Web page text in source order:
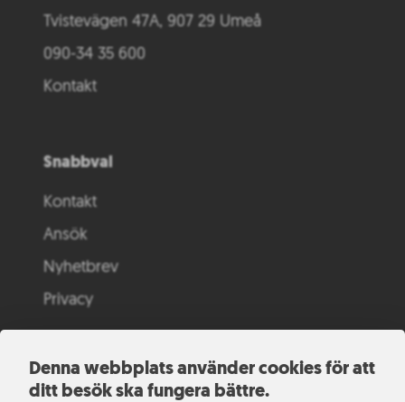
Denna webbplats använder cookies för att
ditt besök ska fungera bättre.
Tvistevägen 47A, 907 29 Umeå
090-34 35 600
Kontakt
Snabbval
Kontakt
Ansök
Nyhetbrev
Privacy